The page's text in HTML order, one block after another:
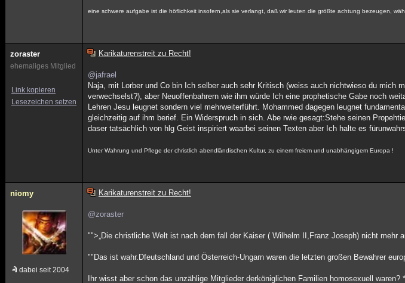
eine schwere aufgabe ist die höflichkeit insofern,als sie verlangt, daß wir leuten die größte achtung bezeugen,
zoraster
ehemaliges Mitglied
Link kopieren
Lesezeichen setzen
Karikaturenstreit zu Recht!
@jafrael
Naja, mit Lorber und Co bin Ich selber auch sehr Kritisch (weiss auch nichtwieso du mich
verwechselst?), aber Neuoffenbahrern wie ihm würde Ich eine prophetische Gabe noch
Lehren Jesu leugnet sondern viel mehrweiterführt. Mohammed dagegen leugnet
gleichzeitig auf ihm berief. Ein Widerspruch in sich. Abe rwie gesagt:Stehe seinen
daser tatsächlich von hlg Geist inspiriert waarbei seinen Texten aber Ich halte es
Unter Wahrung und Pflege der christlich abendländischen Kultur, zu einem freiem und unabhängigem Europa !
niomy
dabei seit 2004
Karikaturenstreit zu Recht!
@zoraster
"">„Die christliche Welt ist nach dem fall der Kaiser ( Wilhelm II,Franz Joseph) nicht mehr
""Das ist wahr.Dfeutschland und Österreich-Ungarn waren die letzten großen Bewahrer
Ihr wisst aber schon das unzählige Mitglieder derköniglichen Familien homosexuell waren?